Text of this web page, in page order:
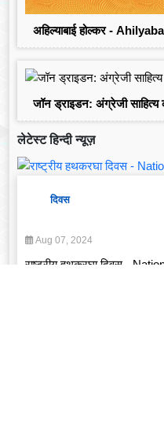
अहिल्याबाई होल्कर -
जॉन ड्राइडन: अंग्रेजी
लेटेस्ट हिन्दी न्यूज़
दिवस
Aug 07, 2024
राष्ट्रीय हथकरघा दिवस -